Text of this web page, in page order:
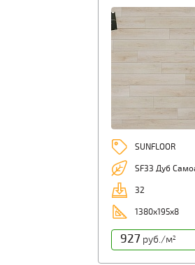
SUNFLOOR
SF33 Дуб
32
1380x195x8
927 руб./м2